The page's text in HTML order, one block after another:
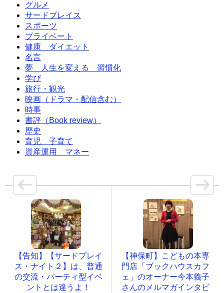
グルメ
サードプレイス
スポーツ
プライベート
健康 ダイエット
名言
夢 人生を変える 習慣化
学び
旅行・観光
映画（ドラマ・配信含む）
時事
書評（Book review）
歴史
育児 子育て
資産運用 マネー
【告知】【サードプレイ
ス・ナイト２】は、普通
の交流・パーティ型イベ
ントとは違うよ！
【神保町】こどもの本専
門店「ブックハウスカフ
ェ」のオーナー今本義子
さんのメルマガインタビ